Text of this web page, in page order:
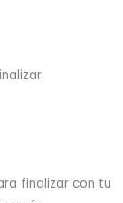
finalizar con tu